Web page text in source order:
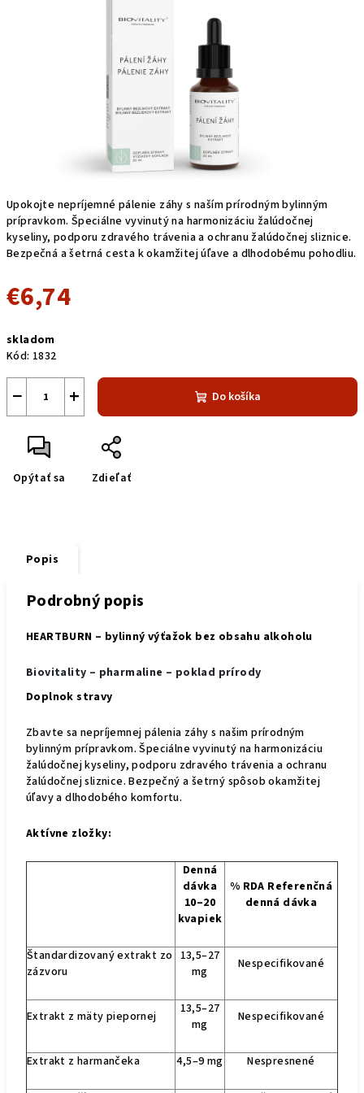
Upokojte nepríjemné pálenie záhy s naším prírodným bylinným
prípravkom. Špeciálne vyvinutý na harmonizáciu žalúdočnej
kyseliny, podporu zdravého trávenia a ochranu žalúdočnej sliznice.
Bezpečná a šetrná cesta k okamžitej úľave a dlhodobému pohodliu.
€6,74
cena:
skladom
Kód: 1832
+
− Do košíka
Opýtať sa Zdieľať
hviezdičiek.
Popis
Podrobný popis
HEARTBURN – bylinný výťažok bez obsahu alkoholu
Biovitality – pharmaline – poklad prírody
Doplnok stravy
Zbavte sa nepríjemnej pálenia záhy s našim prírodným
bylinným prípravkom. Špeciálne vyvinutý na harmonizáciu
žalúdočnej kyseliny, podporu zdravého trávenia a ochranu
žalúdočnej sliznice. Bezpečný a šetrný spôsob okamžitej
úľavy a dlhodobého komfortu.
Aktívne zložky:
Denná
dávka
10–20
kvapiek
% RDA Referenčná
denná dávka
Štandardizovaný extrakt zo
zázvoru
13,5–27
mg
Nespecifikované
Extrakt z mäty piepornej
13,5–27
mg
Nespecifikované
Extrakt z harmančeka 4,5–9 mg Nespresnené